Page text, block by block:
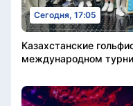
Сегодня, 17:05
Казахстанские
международном